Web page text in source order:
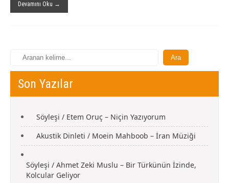
Devamını Oku →
Son Yazılar
Söyleşi / Etem Oruç – Niçin Yazıyorum
Akustik Dinleti / Moein Mahboob – İran Müziği
Söyleşi / Ahmet Zeki Muslu – Bir Türkünün İzinde,
Kolcular Geliyor